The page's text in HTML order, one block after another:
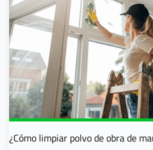
¿Cómo limpiar polvo de obra de